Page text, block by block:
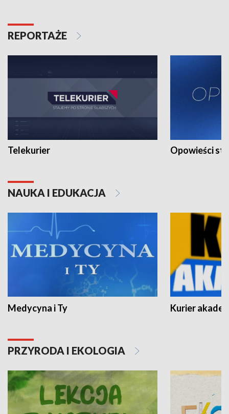
REPORTAŻE
Telekurier Opowieści
NAUKA I EDUKACJA
Medycyna i Ty Kurier
PRZYRODA I EKOLOGIA